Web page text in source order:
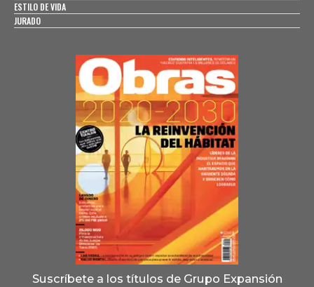
ESTILO DE VIDA
JURADO
Suscríbete a los títulos de Grupo Expansión